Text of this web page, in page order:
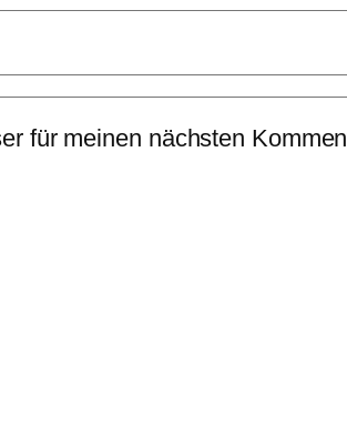
für meinen nächsten